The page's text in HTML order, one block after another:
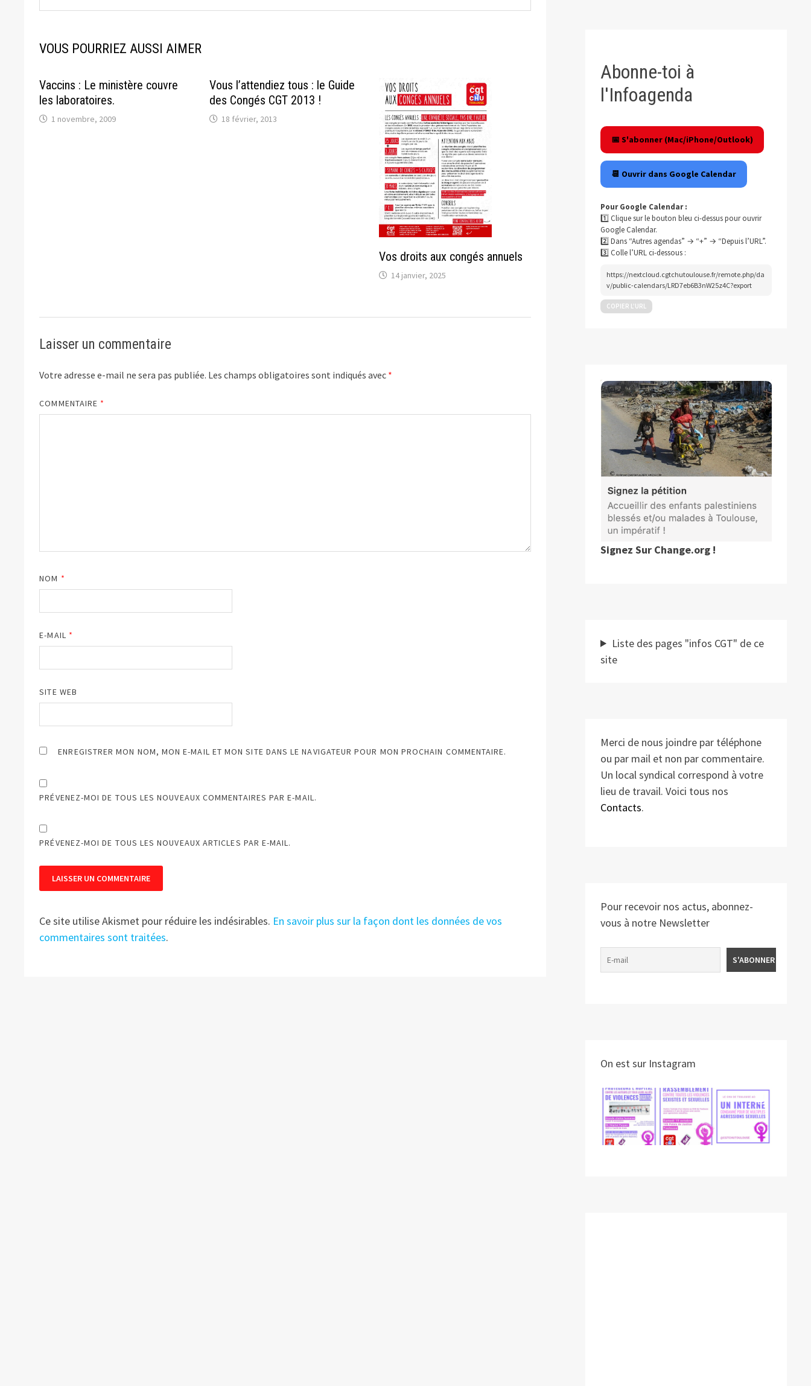
VOUS POURRIEZ AUSSI AIMER
Vaccins : Le ministère couvre
les laboratoires.
1 novembre, 2009
Vous l’attendiez tous : le Guide
des Congés CGT 2013 !
18 février, 2013
Vos droits aux congés annuels
14 janvier, 2025
Laisser un commentaire
Votre adresse e-mail ne sera pas publiée. Les champs obligatoires sont indiqués avec *
COMMENTAIRE *
NOM *
E-MAIL *
SITE WEB
ENREGISTRER MON NOM, MON E-MAIL ET MON SITE DANS LE NAVIGATEUR POUR MON PROCHAIN COMMENTAIRE.
PRÉVENEZ-MOI DE TOUS LES NOUVEAUX COMMENTAIRES PAR E-MAIL.
PRÉVENEZ-MOI DE TOUS LES NOUVEAUX ARTICLES PAR E-MAIL.
Ce site utilise Akismet pour réduire les indésirables. En savoir plus sur la façon dont les données de vos
commentaires sont traitées.
Abonne-toi à
l'Infoagenda
📅 S'abonner (Mac/iPhone/Outlook)
📆 Ouvrir dans Google Calendar
Pour Google Calendar :
1️⃣ Clique sur le bouton bleu ci-dessus pour ouvrir
Google Calendar.
2️⃣ Dans “Autres agendas” → “+” → “Depuis l’URL”.
3️⃣ Colle l’URL ci-dessous :
https://nextcloud.cgtchutoulouse.fr/remote.php/da
v/public-calendars/LRD7eb6B3nW25z4C?export
COPIER L’URL
Signez Sur Change.org !
Liste des pages "infos CGT" de ce
site
Merci de nous joindre par téléphone
ou par mail et non par commentaire.
Un local syndical correspond à votre
lieu de travail. Voici tous nos
Contacts.
Pour recevoir nos actus, abonnez-
vous à notre Newsletter
On est sur Instagram